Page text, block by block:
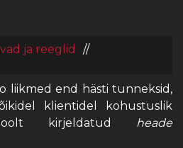
ja reeglid
//
liikmed end hästi tunneksid,
klientidel kohustuslik
kirjeldatud heade